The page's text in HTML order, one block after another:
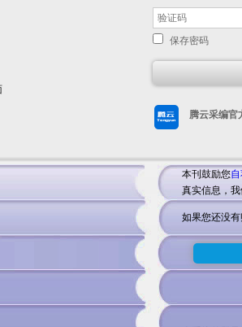
保存密码
腾云采编官
本刊鼓励您
真实信息，
如果您还没